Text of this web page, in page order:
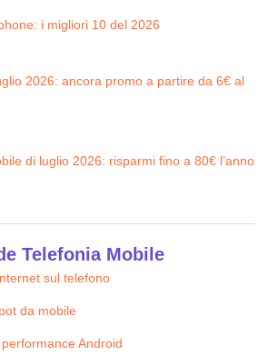
i migliori 10 del 2026
2026: ancora promo a partire da 6€ al
di luglio 2026: risparmi fino a 80€ l’anno
Telefonia Mobile
sul telefono
da mobile
Android